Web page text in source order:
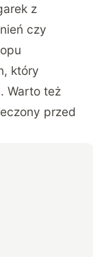
z
czy
który
Warto też
przed